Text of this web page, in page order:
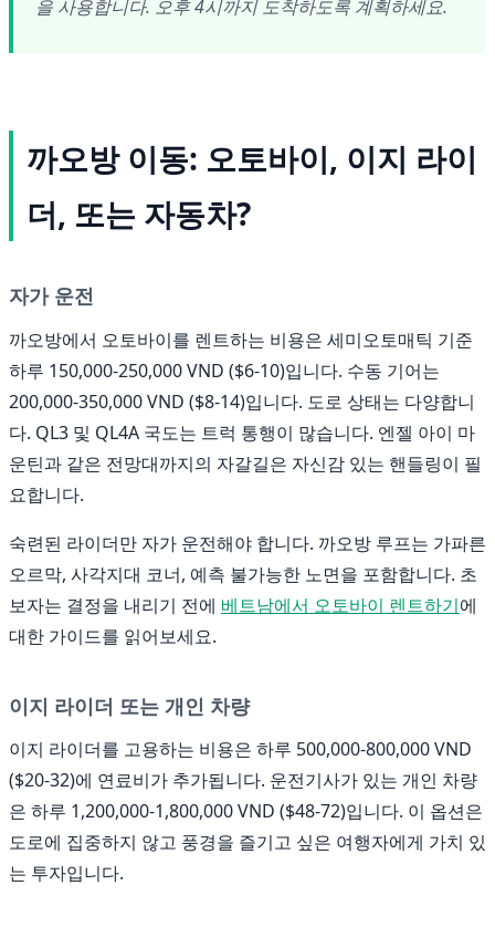
을 사용합니다. 오후 4시까지 도착하도록 계획하세요.
까오방 이동: 오토바이, 이지 라이
더, 또는 자동차?
자가 운전
까오방에서 오토바이를 렌트하는 비용은 세미오토매틱 기준
하루 150,000-250,000 VND ($6-10)입니다. 수동 기어는
200,000-350,000 VND ($8-14)입니다. 도로 상태는 다양합니
다. QL3 및 QL4A 국도는 트럭 통행이 많습니다. 엔젤 아이 마
운틴과 같은 전망대까지의 자갈길은 자신감 있는 핸들링이 필
요합니다.
숙련된 라이더만 자가 운전해야 합니다. 까오방 루프는 가파른
오르막, 사각지대 코너, 예측 불가능한 노면을 포함합니다. 초
보자는 결정을 내리기 전에 베트남에서 오토바이 렌트하기에
대한 가이드를 읽어보세요.
이지 라이더 또는 개인 차량
이지 라이더를 고용하는 비용은 하루 500,000-800,000 VND
($20-32)에 연료비가 추가됩니다. 운전기사가 있는 개인 차량
은 하루 1,200,000-1,800,000 VND ($48-72)입니다. 이 옵션은
도로에 집중하지 않고 풍경을 즐기고 싶은 여행자에게 가치 있
는 투자입니다.